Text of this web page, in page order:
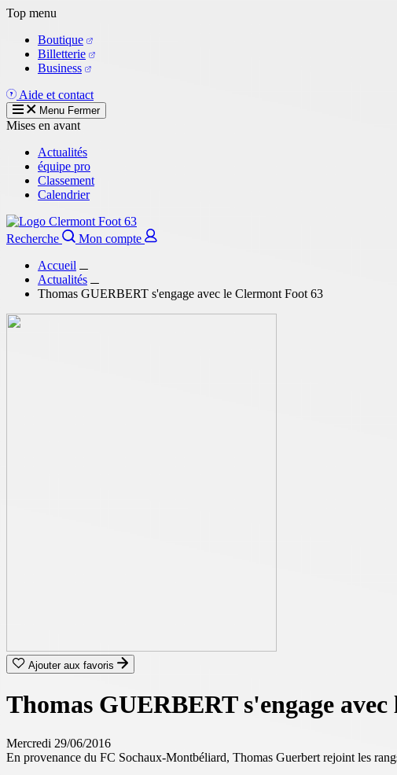
Aller
contenu
principal
Top menu
Boutique
Billetterie
Business
Aide et contact
Menu Fermer
Mises en avant
Actualités
équipe pro
Classement
Calendrier
Recherche
Mon compte
Accueil
Actualités
Thomas GUERBERT s'engage avec le Clermont Foot 63
Ajouter aux favoris
Thomas GUERBERT s'engage
Mercredi 29/06/2016
En provenance du FC Sochaux-Montbéliard, Thomas Guerbert rejoint les